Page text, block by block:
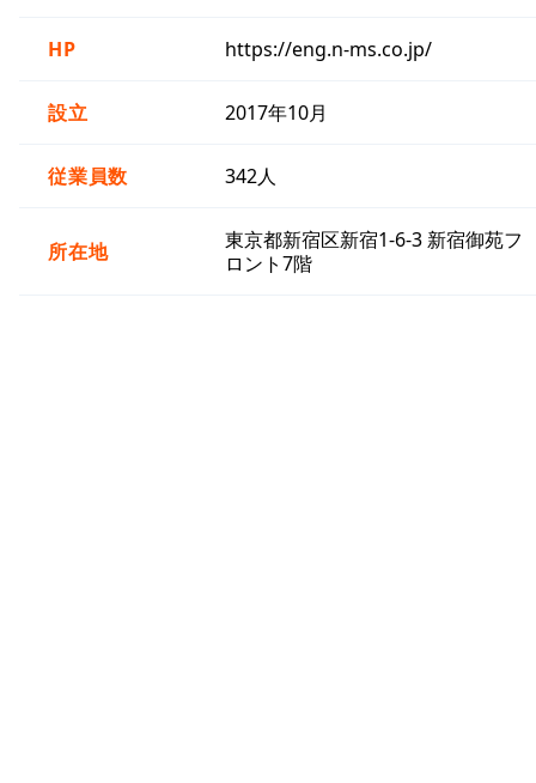
HP https://eng.n-ms.co.jp/
設立 2017年10月
従業員数 342人
所在地
東京都新宿区新宿1-6-3 新宿御苑フ
ロント7階